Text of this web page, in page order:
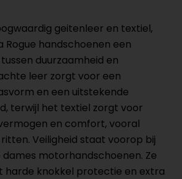
geitenleer en textiel,
Rogue handschoenen een
duurzaamheid en
leer zorgt voor een
en een uitstekende
terwijl het textiel zorgt voor
en comfort, vooral
Veiligheid staat voorop bij
dames motorhandschoenen. Ze
harde knokkel protectie en extra